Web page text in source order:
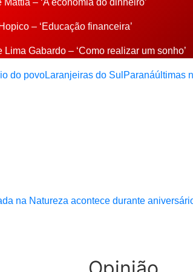
– ‘A economia do dinheiro’
– ‘Educação financeira’
Gabardo – ‘Como realizar um sonho’
do povoLaranjeiras do Sul Paranáúltimas
na Natureza acontece durante